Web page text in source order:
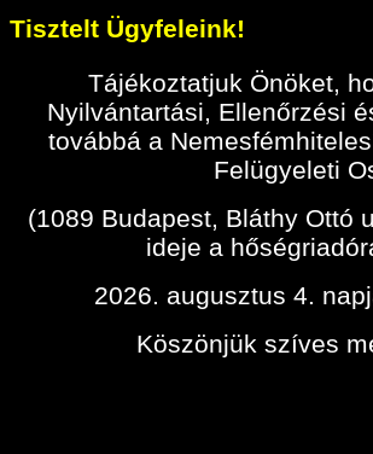
Tisztelt Ügyfeleink!
Tájékoztatjuk Önöket,
Nyilvántartási, Ellenőrzési
továbbá a
Felügyeleti
(1089 Budapest, Bláthy Ottó
ideje a
2026. augusztus 4.
Köszönjük szíves